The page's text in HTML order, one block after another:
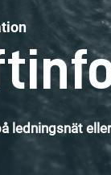
ledningsnät